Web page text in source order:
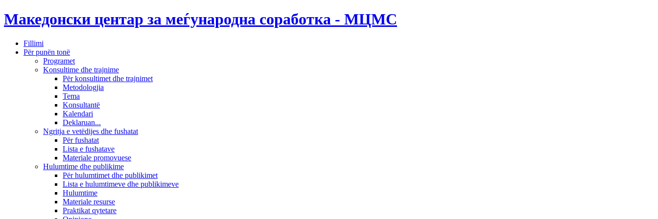
Македонски центар за меѓународна соработка - МЦМС
Fillimi
Për punën tonë
Programet
Konsultime dhe trajnime
Për konsultimet dhe trajnimet
Metodologjia
Tema
Konsultantë
Kalendari
Deklaruan...
Ngritja e vetëdijes dhe fushatat
Për fushatat
Lista e fushatave
Materiale promovuese
Hulumtime dhe publikime
Për hulumtimet dhe publikimet
Lista e hulumtimeve dhe publikimeve
Hulumtime
Materiale resurse
Praktikat qytetare